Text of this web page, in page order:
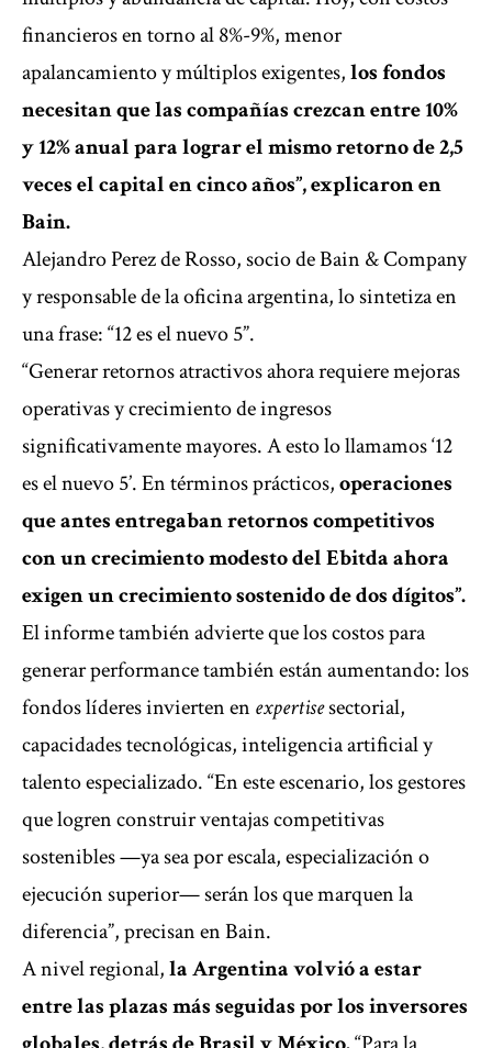
financieros en torno al 8%-9%, menor
apalancamiento y múltiplos exigentes,los fondos
necesitan que las compañías crezcan entre 10%
y 12% anual para lograr el mismo retorno de 2,5
veces el capital en cinco años”, explicaron en
Bain.
Alejandro Perez de Rosso, socio de Bain & Company
y responsable de la oficina argentina, lo sintetiza en
una frase: “12 es el nuevo 5”.
“Generar retornos atractivos ahora requiere mejoras
operativas y crecimiento de ingresos
significativamente mayores. A esto lo llamamos ‘12
es el nuevo 5’. En términos prácticos,operaciones
que antes entregaban retornos competitivos
con un crecimiento modesto del Ebitda ahora
exigen un crecimiento sostenido de dos dígitos”.
El informe también advierte que los costos para
generar performance también están aumentando: los
fondos líderes invierten en expertisesectorial,
capacidades tecnológicas, inteligencia artificial y
talento especializado. “En este escenario, los gestores
que logren construir ventajas competitivas
sostenibles —ya sea por escala, especialización o
ejecución superior— serán los que marquen la
diferencia”, precisan en Bain.
A nivel regional,la Argentina volvió a estar
entre las plazas más seguidas por los inversores